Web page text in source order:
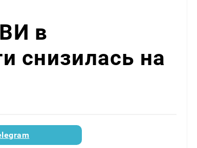
в
снизилась на